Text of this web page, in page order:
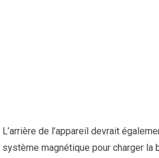
L’arrière de l’appareil devrait
système magnétique pour charger la